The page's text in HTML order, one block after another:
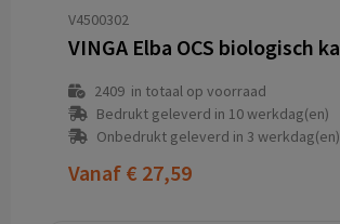
V4500302
2409in totaal op voorraad
Bedrukt geleverd in 10 werkdag(en)
Onbedrukt geleverd in 3 werkdag(en)
Vanaf € 27,59